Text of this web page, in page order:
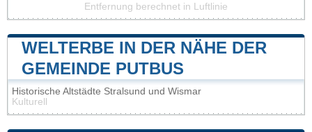
Entfernung berechnet in Luftlinie
WELTERBE IN DER NÄHE DER
GEMEINDE PUTBUS
Historische Altstädte Stralsund und Wismar
Kulturell